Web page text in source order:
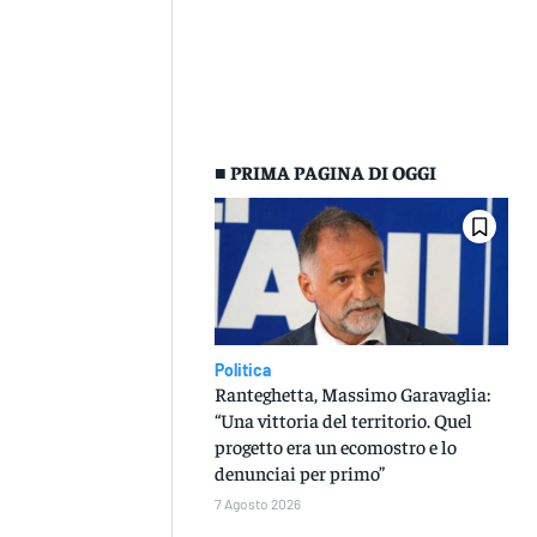
■ PRIMA PAGINA DI OGGI
Politica
Ranteghetta, Massimo Garavaglia:
“Una vittoria del territorio. Quel
progetto era un ecomostro e lo
denunciai per primo”
7 Agosto 2026